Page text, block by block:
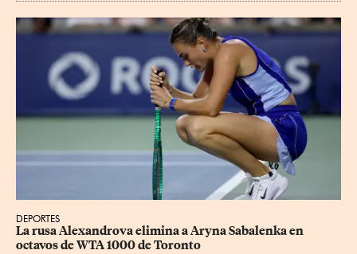
DEPORTES
La rusa Alexandrova elimina a Aryna Sabalenka en
octavos de WTA 1000 de Toronto